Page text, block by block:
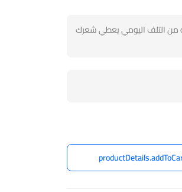
من التلف اليومي يعطي شعرك